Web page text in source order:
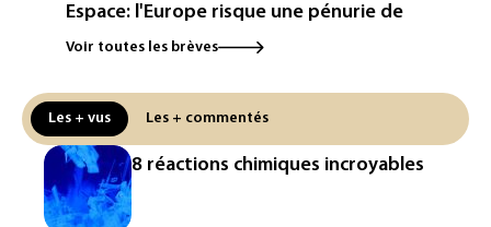
Espace: l'Europe risque une pénurie de
lanceurs d'ici 2030, alerte l'ESA
orange mardi (Météo-France)
France: 63% des nappes phréatiques
sous les normales au 1er août
Pologne: les eaux de la Vistule à leur
Voir toutes les brèves
Les + vus Les + commentés
8 réactions chimiques incroyables